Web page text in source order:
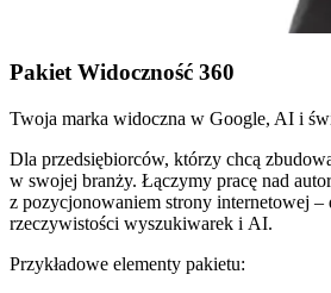
Pakiet Widoczność 360
Twoja marka widoczna w Google, AI i
Dla przedsiębiorców, którzy chcą
w swojej branży. Łączymy pracę nad
z pozycjonowaniem strony internetowej –
rzeczywistości wyszukiwarek i AI.
Przykładowe elementy pakietu: